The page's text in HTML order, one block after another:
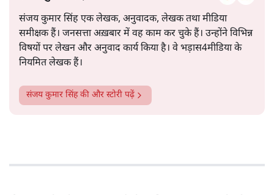
संजय कुमार सिंह एक लेखक, अनुवादक, लेखक तथा मीडिया
समीक्षक हैं। जनसत्ता अख़बार में वह काम कर चुके हैं। उन्होंने विभिन्न
विषयों पर लेखन और अनुवाद कार्य किया है। वे भड़ास4मीडिया के
नियमित लेखक हैं।
संजय कुमार सिंहकी और स्टोरी पढ़ें